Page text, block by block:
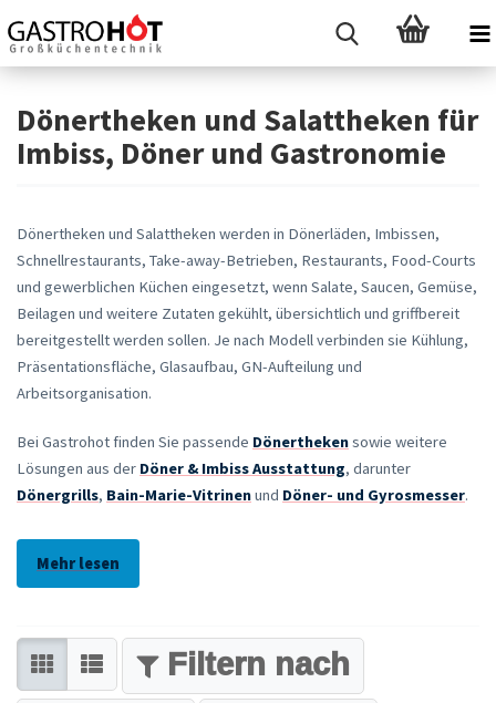
Dönertheken und Salattheken für
Imbiss, Döner und Gastronomie
Dönertheken und Salattheken werden in Dönerläden, Imbissen,
Schnellrestaurants, Take-away-Betrieben, Restaurants, Food-Courts
und gewerblichen Küchen eingesetzt, wenn Salate, Saucen, Gemüse,
Beilagen und weitere Zutaten gekühlt, übersichtlich und griffbereit
bereitgestellt werden sollen. Je nach Modell verbinden sie Kühlung,
Präsentationsfläche, Glasaufbau, GN-Aufteilung und
Arbeitsorganisation.
Bei Gastrohot finden Sie passende Dönerthekensowie weitere
Lösungen aus der Döner & Imbiss Ausstattung, darunter
Dönergrills, Bain-Marie-Vitrinenund Döner- und Gyrosmesser.
Mehr lesen